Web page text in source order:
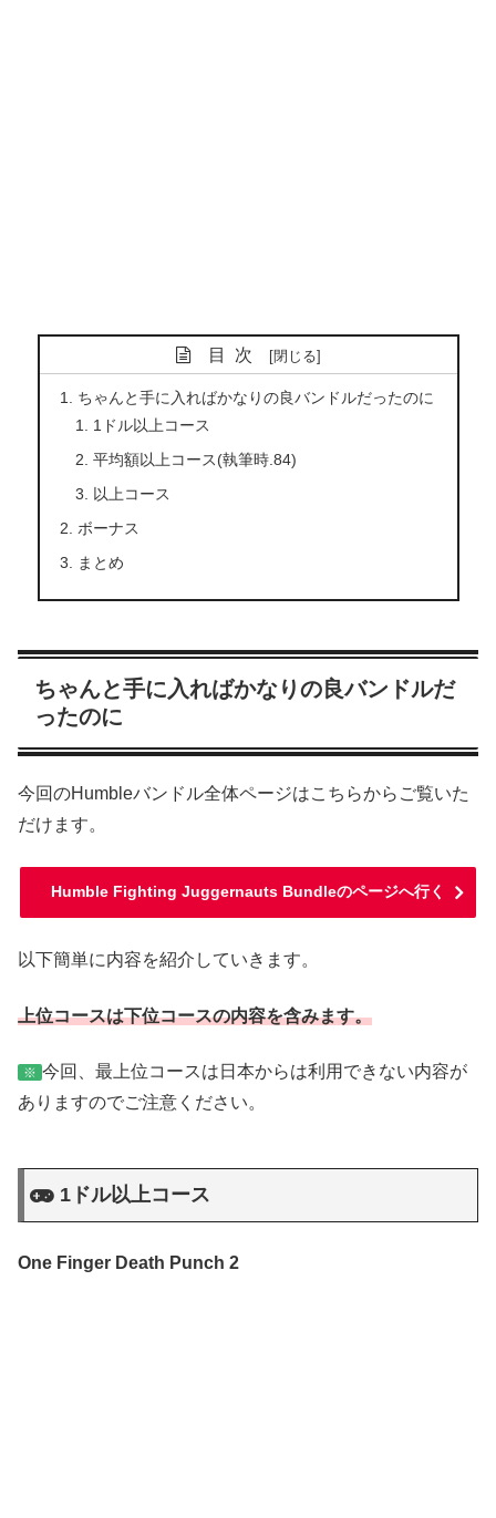
目次
ちゃんと手に入ればかなりの良バンドルだったのに
1ドル以上コース
平均額以上コース(執筆時.84)
以上コース
ボーナス
まとめ
ちゃんと手に入ればかなりの良バンドルだ
ったのに
今回のHumbleバンドル全体ページはこちらからご覧いた
だけます。
Humble Fighting Juggernauts Bundleのページへ行く
以下簡単に内容を紹介していきます。
上位コースは下位コースの内容を含みます。
※ 今回、最上位コースは日本からは利用できない内容が
ありますのでご注意ください。
1ドル以上コース
One Finger Death Punch 2